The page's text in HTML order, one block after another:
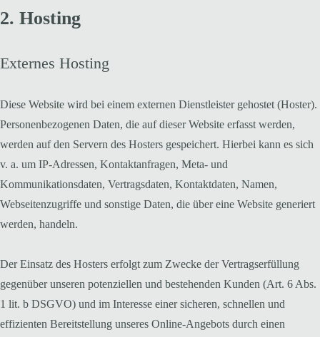
2. Hosting
Externes Hosting
Diese Website wird bei einem externen Dienstleister gehostet (Hoster).
Personenbezogenen Daten, die auf dieser Website erfasst werden,
werden auf den Servern des Hosters gespeichert. Hierbei kann es sich
v. a. um IP-Adressen, Kontaktanfragen, Meta- und
Kommunikationsdaten, Vertragsdaten, Kontaktdaten, Namen,
Webseitenzugriffe und sonstige Daten, die über eine Website generiert
werden, handeln.
Der Einsatz des Hosters erfolgt zum Zwecke der Vertragserfüllung
gegenüber unseren potenziellen und bestehenden Kunden (Art. 6 Abs.
1 lit. b DSGVO) und im Interesse einer sicheren, schnellen und
effizienten Bereitstellung unseres Online-Angebots durch einen